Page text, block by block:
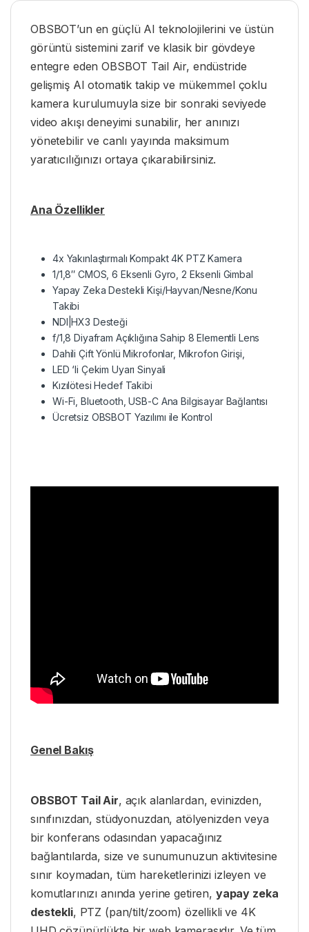
OBSBOT’un en güçlü AI teknolojilerini ve üstün
görüntü sistemini zarif ve klasik bir gövdeye
entegre eden OBSBOT Tail Air, endüstride
gelişmiş AI otomatik takip ve mükemmel çoklu
kamera kurulumuyla size bir sonraki seviyede
video akışı deneyimi sunabilir, her anınızı
yönetebilir ve canlı yayında maksimum
yaratıcılığınızı ortaya çıkarabilirsiniz.
Ana Özellikler
4x Yakınlaştırmalı Kompakt 4K PTZ Kamera
1/1,8″ CMOS, 6 Eksenli Gyro, 2 Eksenli Gimbal
Yapay Zeka Destekli Kişi/Hayvan/Nesne/Konu
Takibi
NDI|HX3 Desteği
f/1,8 Diyafram Açıklığına Sahip 8 Elementli Lens
Dahili Çift Yönlü Mikrofonlar, Mikrofon Girişi,
LED ‘li Çekim Uyarı Sinyali
Kızılötesi Hedef Takibi
Wi-Fi, Bluetooth, USB-C Ana Bilgisayar Bağlantısı
Ücretsiz OBSBOT Yazılımı ile Kontrol
Genel Bakış
OBSBOT Tail Air, açık alanlardan, evinizden,
sınıfınızdan, stüdyonuzdan, atölyenizden veya
bir konferans odasından yapacağınız
bağlantılarda, size ve sunumunuzun aktivitesine
sınır koymadan, tüm hareketlerinizi izleyen ve
komutlarınızı anında yerine getiren, yapay zeka
destekli, PTZ (pan/tilt/zoom) özellikli ve 4K